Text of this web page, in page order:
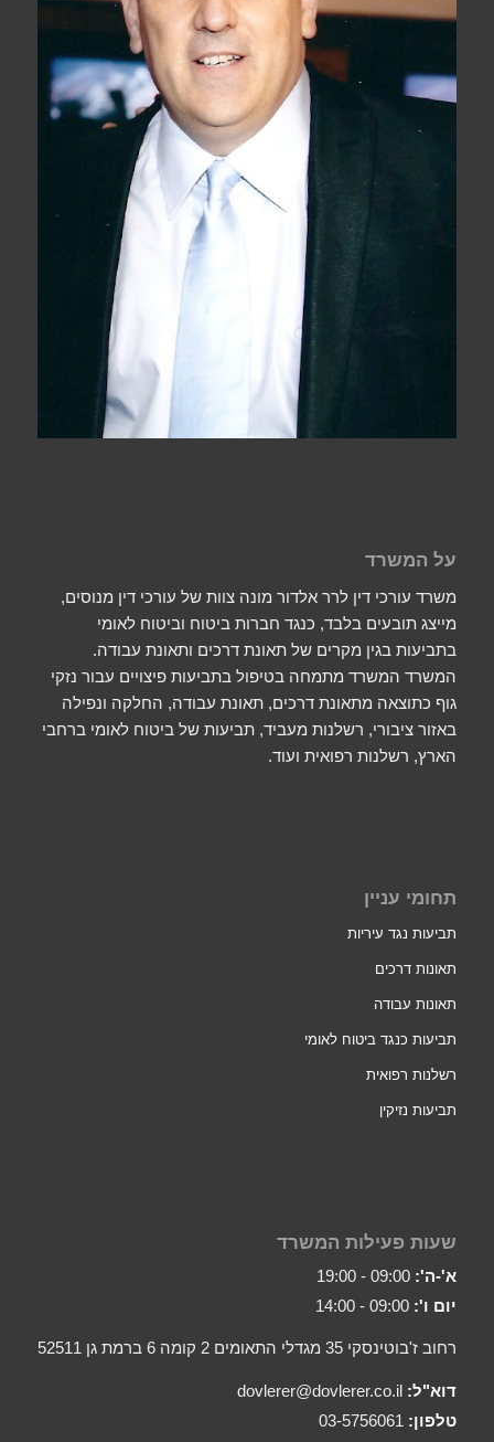
על המשרד
משרד עורכי דין לרר אלדור מונה צוות של עורכי דין מנוסים,
מייצג תובעים בלבד, כנגד חברות ביטוח וביטוח לאומי
בתביעות בגין מקרים של תאונת דרכים ותאונת עבודה.
המשרד המשרד מתמחה בטיפול בתביעות פיצויים עבור נזקי
גוף כתוצאה מתאונת דרכים, תאונת עבודה, החלקה ונפילה
באזור ציבורי, רשלנות מעביד, תביעות של ביטוח לאומי ברחבי
הארץ, רשלנות רפואית ועוד.
תחומי עניין
תביעות נגד עיריות
תאונות דרכים
תאונות עבודה
תביעות כנגד ביטוח לאומי
רשלנות רפואית
תביעות נזיקין
שעות פעילות המשרד
א'-ה':
יום ו':
רחוב ז'בוטינסקי 35 מגדלי התאומים 2 קומה 6 ברמת גן 52511
דוא"ל: dovlerer@dovlerer.co.il
טלפון: